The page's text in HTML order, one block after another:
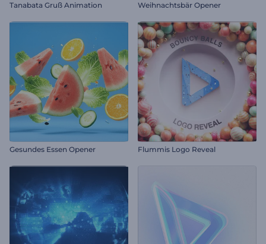
Tanabata Gruß Animation Weihnachtsbär Opener
Gesundes Essen Opener Flummis Logo Reveal